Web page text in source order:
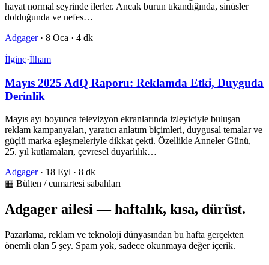
hayat normal seyrinde ilerler. Ancak burun tıkandığında, sinüsler
dolduğunda ve nefes…
Adgager · 8 Oca · 4 dk
İlginç·İlham
Mayıs 2025 AdQ Raporu: Reklamda Etki, Duyguda
Derinlik
Mayıs ayı boyunca televizyon ekranlarında izleyiciyle buluşan
reklam kampanyaları, yaratıcı anlatım biçimleri, duygusal temalar ve
güçlü marka eşleşmeleriyle dikkat çekti. Özellikle Anneler Günü,
25. yıl kutlamaları, çevresel duyarlılık…
Adgager · 18 Eyl · 8 dk
▦ Bülten / cumartesi sabahları
Adgager ailesi — haftalık, kısa, dürüst.
Pazarlama, reklam ve teknoloji dünyasından bu hafta gerçekten
önemli olan 5 şey. Spam yok, sadece okunmaya değer içerik.